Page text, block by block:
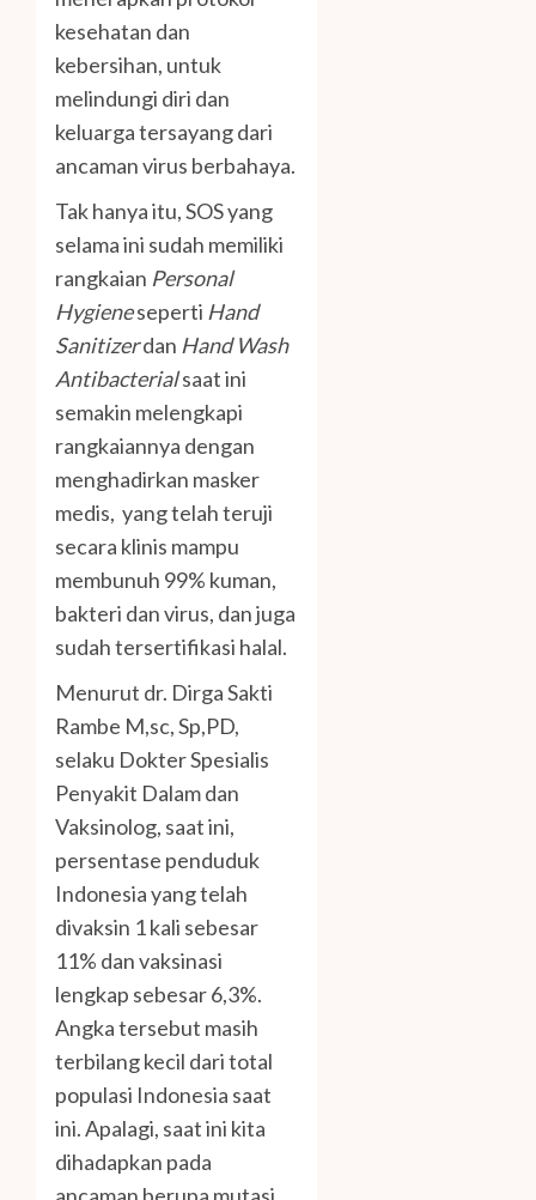
kesehatan dan
kebersihan, untuk
melindungi diri dan
keluarga tersayang dari
ancaman virus berbahaya.
Tak hanya itu, SOS yang
selama ini sudah memiliki
rangkaian Personal
Hygieneseperti Hand
Sanitizerdan Hand Wash
Antibacterialsaat ini
semakin melengkapi
rangkaiannya dengan
menghadirkan masker
medis, yang telah teruji
secara klinis mampu
membunuh 99% kuman,
bakteri dan virus, dan juga
sudah tersertifikasi halal.
Menurut dr. Dirga Sakti
Rambe M,sc, Sp,PD,
selaku Dokter Spesialis
Penyakit Dalam dan
Vaksinolog, saat ini,
persentase penduduk
Indonesia yang telah
divaksin 1 kali sebesar
11% dan vaksinasi
lengkap sebesar 6,3%.
Angka tersebut masih
terbilang kecil dari total
populasi Indonesia saat
ini. Apalagi, saat ini kita
dihadapkan pada